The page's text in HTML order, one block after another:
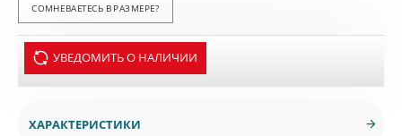
УВЕДОМИТЬ О НАЛИЧИИ
ХАРАКТЕРИСТИКИ
СОМНЕВАЕТЕСЬ В РАЗМЕРЕ?